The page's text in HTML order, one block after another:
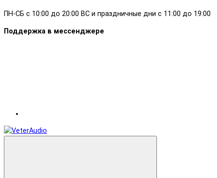
ПН-СБ с 10:00 до 20:00 ВС и праздничные дни с 11:00 до 19:00
Поддержка в мессенджере